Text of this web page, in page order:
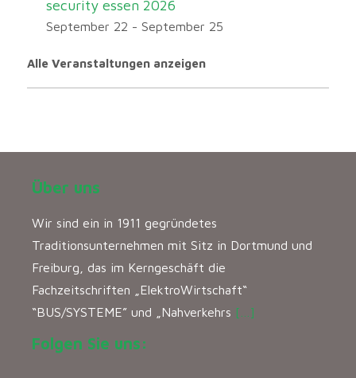
security essen 2026
September 22 - September 25
Alle Veranstaltungen anzeigen
Über uns
Wir sind ein in 1911 gegründetes
Traditionsunternehmen mit Sitz in Dortmund und
Freiburg, das im Kerngeschäft die
Fachzeitschriften „ElektroWirtschaft“
“BUS/SYSTEME” und „Nahverkehrs […]
Folgen Sie uns: